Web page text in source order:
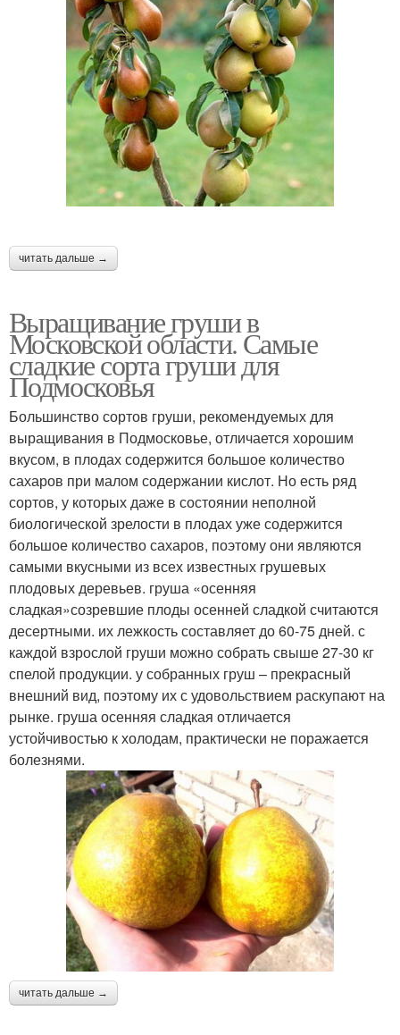
читать дальше →
Выращивание груши в
Московской области. Самые
сладкие сорта груши для
Подмосковья
Большинство сортов груши, рекомендуемых для
выращивания в Подмосковье, отличается хорошим
вкусом, в плодах содержится большое количество
сахаров при малом содержании кислот. Но есть ряд
сортов, у которых даже в состоянии неполной
биологической зрелости в плодах уже содержится
большое количество сахаров, поэтому они являются
самыми вкусными из всех известных грушевых
плодовых деревьев. груша «осенняя
сладкая»созревшие плоды осенней сладкой считаются
десертными. их лежкость составляет до 60-75 дней. с
каждой взрослой груши можно собрать свыше 27-30 кг
спелой продукции. у собранных груш – прекрасный
внешний вид, поэтому их с удовольствием раскупают на
рынке. груша осенняя сладкая отличается
устойчивостью к холодам, практически не поражается
болезнями.
читать дальше →